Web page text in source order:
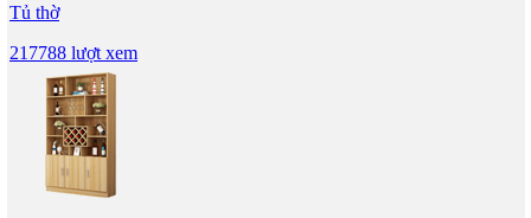
Tủ thờ
217788 lượt xem